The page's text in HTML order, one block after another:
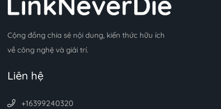
Cộng đồng chia sẻ nội dung, kiến thức hữu ích
về công nghệ và giải trí.
Liên hệ
+16399240320